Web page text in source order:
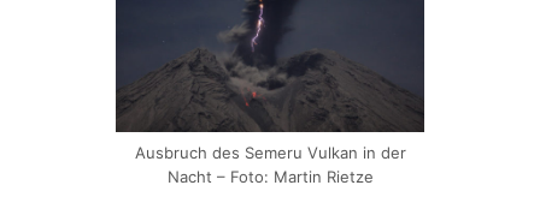
Ausbruch des Semeru Vulkan in der
Nacht – Foto: Martin Rietze